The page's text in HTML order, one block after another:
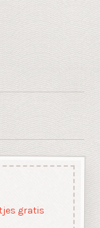
gratis